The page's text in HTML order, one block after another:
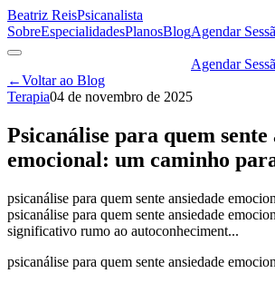
Beatriz ReisPsicanalista
SobreEspecialidadesPlanosBlogAgendar
Agendar
←Voltar ao Blog
Terapia04 de novembro de 2025
Psicanálise para quem sente
emocional: um caminho
psicanálise para quem sente ansiedade
psicanálise para quem sente ansiedade
significativo rumo ao autoconheciment...
psicanálise para quem sente ansiedade